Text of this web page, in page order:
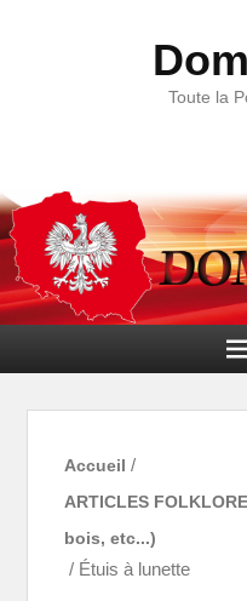
Toute la
Accueil /
ARTICLES
bois, etc...)
/ Étuis à lunette